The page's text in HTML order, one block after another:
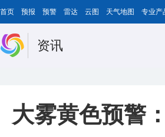
首页 预报 预警 雷达 云图 天气地图 专业产
资讯
大雾黄色预警